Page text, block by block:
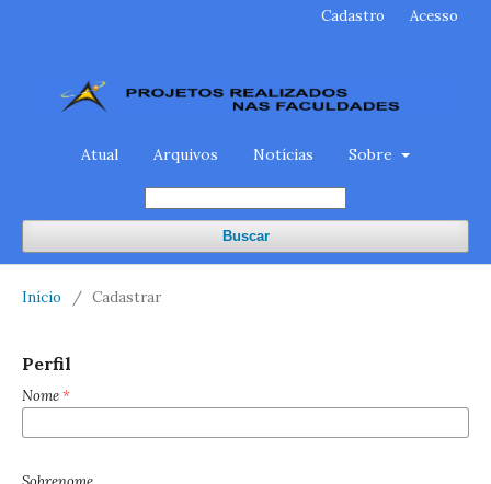
Atual Arquivos Notícias Sobre
Buscar
Cadastro Acesso
Início / Cadastrar
Perfil
Nome*